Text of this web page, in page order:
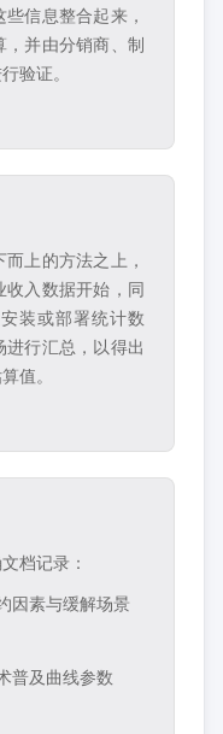
信息整合起来，
，并由分销商、制
验证。
上的方法之上，
收入数据开始，同
装或部署统计数
行汇总，以得出
值。
档记录：
因素与缓解场景
普及曲线参数